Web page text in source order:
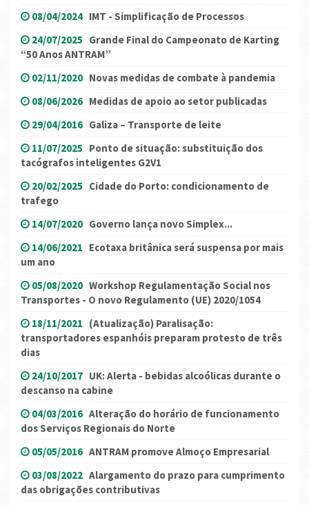
08/04/2024 IMT - Simplificação de Processos
24/07/2025 Grande Final do Campeonato de Karting
“50 Anos ANTRAM”
02/11/2020 Novas medidas de combate à pandemia
08/06/2026 Medidas de apoio ao setor publicadas
29/04/2016 Galiza – Transporte de leite
11/07/2025 Ponto de situação: substituição dos
tacógrafos inteligentes G2V1
20/02/2025 Cidade do Porto: condicionamento de
trafego
14/07/2020 Governo lança novo Simplex...
14/06/2021 Ecotaxa britânica será suspensa por mais
um ano
05/08/2020 Workshop Regulamentação Social nos
Transportes - O novo Regulamento (UE) 2020/1054
18/11/2021 (Atualização) Paralisação:
transportadores espanhóis preparam protesto de três
dias
24/10/2017 UK: Alerta - bebidas alcoólicas durante o
descanso na cabine
04/03/2016 Alteração do horário de funcionamento
dos Serviços Regionais do Norte
05/05/2016 ANTRAM promove Almoço Empresarial
03/08/2022 Alargamento do prazo para cumprimento
das obrigações contributivas